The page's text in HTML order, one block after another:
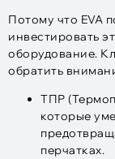
Потому что EVA
инвестировать
оборудование.
обратить
ТПР
которые
перчатках.​